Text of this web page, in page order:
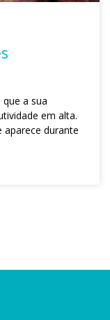
a sua
em alta.
aparece durante